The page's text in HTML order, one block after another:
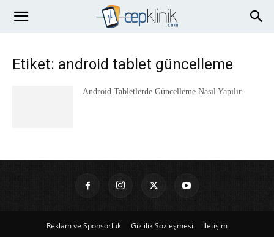
Etiket: android tablet güncelleme
Android Tabletlerde Güncelleme Nasıl Yapılır
Reklam ve Sponsorluk Gizlilik Sözleşmesi İletişim